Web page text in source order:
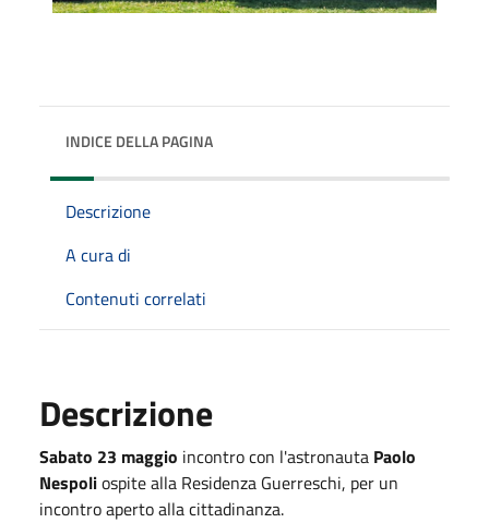
INDICE DELLA PAGINA
Descrizione
A cura di
Contenuti correlati
Descrizione
Sabato 23 maggio incontro con l'astronauta Paolo
Nespoliospite alla Residenza Guerreschi, per un
incontro aperto alla cittadinanza.